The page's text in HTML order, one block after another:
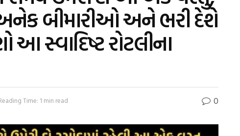
અનેક બીમારીઓ અને ભરી દેશે
આ સ્વાદિષ્ટ રોટલીના
Time: 1 min read 0